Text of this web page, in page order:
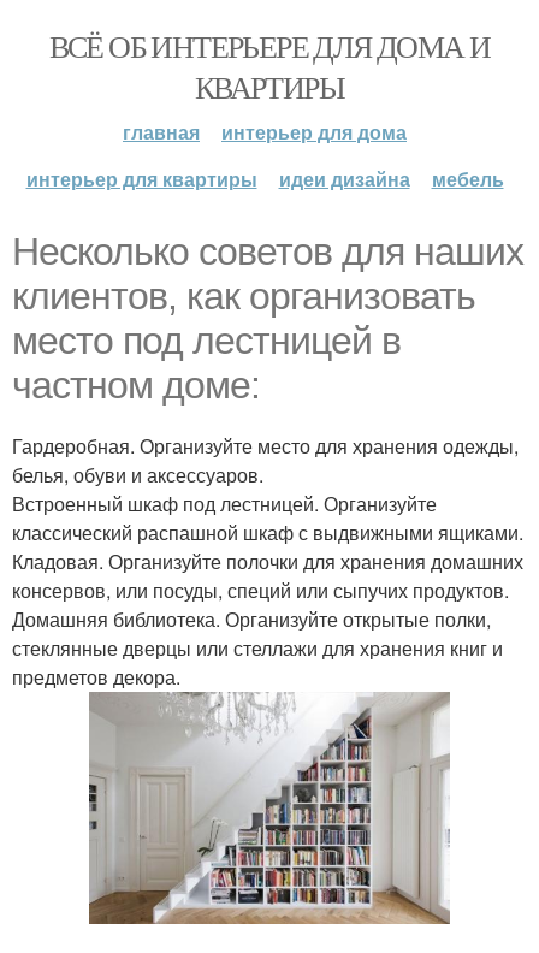
ВСЁ ОБ ИНТЕРЬЕРЕ ДЛЯ ДОМА И
КВАРТИРЫ
главная
интерьер для дома
интерьер для квартиры
идеи дизайна мебель
Несколько советов для наших
клиентов, как организовать
место под лестницей в
частном доме:
Гардеробная. Организуйте место для хранения одежды,
белья, обуви и аксессуаров.
Встроенный шкаф под лестницей. Организуйте
классический распашной шкаф с выдвижными ящиками.
Кладовая. Организуйте полочки для хранения домашних
консервов, или посуды, специй или сыпучих продуктов.
Домашняя библиотека. Организуйте открытые полки,
стеклянные дверцы или стеллажи для хранения книг и
предметов декора.